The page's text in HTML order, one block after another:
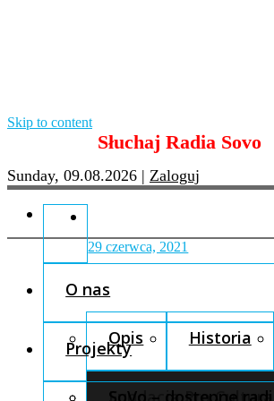
Skip to content
Słuchaj Radia Sovo
Sunday, 09.08.2026 | Zaloguj
O nas
Opis Historia
Fundacja Pro Cultura
Projekty
SoVo – dostępne
29 czerwca, 2021